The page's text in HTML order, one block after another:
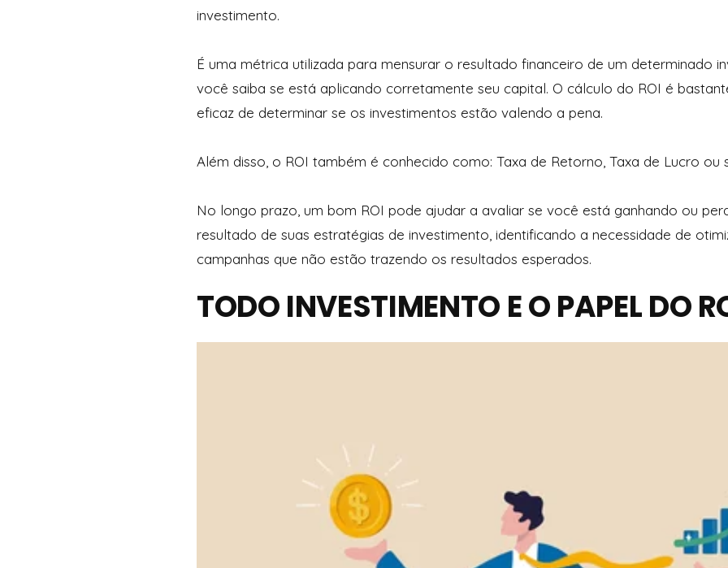
investimento.
É uma métrica utilizada para mensurar o resultado financeiro de um determinado
você saiba se está aplicando corretamente seu capital. O cálculo do ROI é
eficaz de determinar se os investimentos estão valendo a pena.
Além disso, o ROI também é conhecido como: Taxa de Retorno, Taxa de Lucro
No longo prazo, um bom ROI pode ajudar a avaliar se você está ganhando ou
resultado de suas estratégias de investimento, identificando a necessidade de
campanhas que não estão trazendo os resultados esperados.
TODO INVESTIMENTO E O PAPEL DO